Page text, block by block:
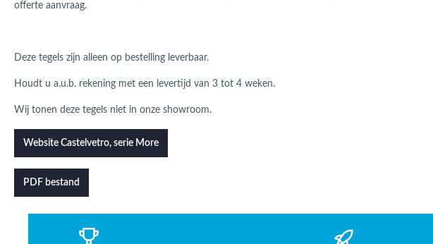
offerte aanvraag.
Deze tegels zijn alleen op bestelling leverbaar.
Houdt u a.u.b. rekening met een levertijd van 3 tot 4 weken.
Wij tonen deze tegels niet in onze showroom.
Website Castelvetro, serie More
PDF bestand